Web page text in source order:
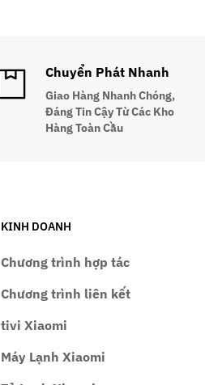
Chuyển Phát Nhanh
Giao Hàng Nhanh Chóng,
Đáng Tin Cậy Từ Các Kho
Hàng Toàn Cầu
KINH DOANH
Chương trình hợp tác
Chương trình liên kết
tivi Xiaomi
Máy Lạnh Xiaomi